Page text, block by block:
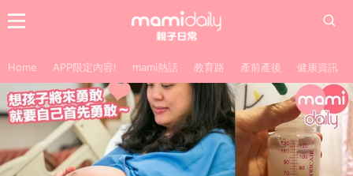
Home APP限定內容! mami熱話 教育路 產前產後 健康資訊